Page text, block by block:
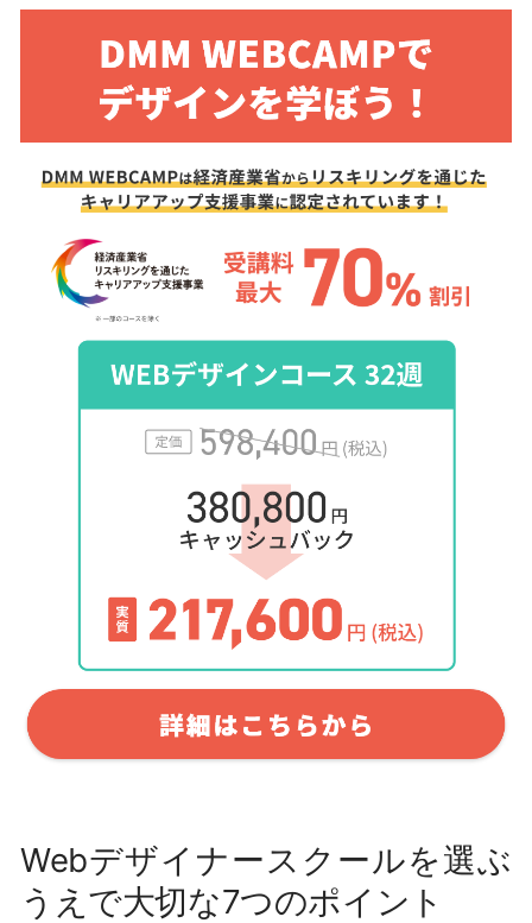
Webデザイナースクールを選ぶ
うえで大切な7つのポイント